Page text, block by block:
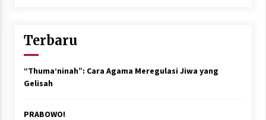
Terbaru
“Thuma’ninah”: Cara Agama Meregulasi Jiwa yang
Gelisah
PRABOWO!